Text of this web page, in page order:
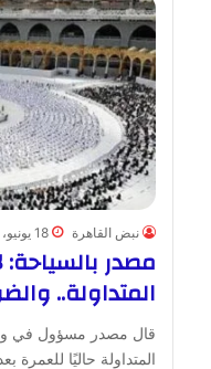
نبض القاهرة 18 يونيو، 2025
مصدر بالسياحة:
المتداولة..
قال مصدر مسؤول في
المتداولة حاليًا للعمرة